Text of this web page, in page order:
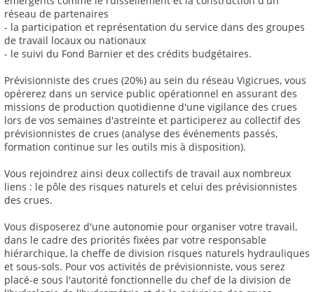
réseau de partenaires
- la participation et représentation du service dans des groupes
de travail locaux ou nationaux
- le suivi du Fond Barnier et des crédits budgétaires.
Prévisionniste des crues (20%) au sein du réseau Vigicrues, vous
opérerez dans un service public opérationnel en assurant des
missions de production quotidienne d'une vigilance des crues
lors de vos semaines d'astreinte et participerez au collectif des
prévisionnistes de crues (analyse des événements passés,
formation continue sur les outils mis à disposition).
Vous rejoindrez ainsi deux collectifs de travail aux nombreux
liens : le pôle des risques naturels et celui des prévisionnistes
des crues.
Vous disposerez d'une autonomie pour organiser votre travail,
dans le cadre des priorités fixées par votre responsable
hiérarchique, la cheffe de division risques naturels hydrauliques
et sous-sols. Pour vos activités de prévisionniste, vous serez
placé-e sous l'autorité fonctionnelle du chef de la division de